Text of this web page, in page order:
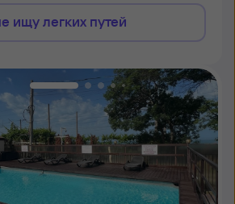
ищу легких путей